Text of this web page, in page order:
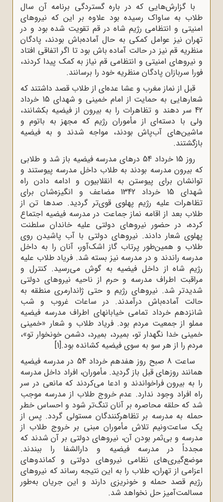
با گزارش‌هایی که در باره گستردگی برنامه آن سال
به ساواک رسیده بود علاوه بر این که نیروهای
و انتظامی رژیم شاه در قم تقویت شده بود و در
نیز عوامل کمکی به حال آماده‌باش بودند، پادگان
قم نیز در حالت آماده باش بود تا اگر اتفاقی افتاد
نیروهای امنیتی و انتظامی قم نیاز به کمک پیدا کردند،
سربازان پادگان منظریه خود را برسانند.
قبل از نماز مغرب و عشا عده‌ای از طلاب قصد داشتند که
شعارهایی به حمایت از امام خمینی و شهدای 15 خرداد
42 سر دهند و تظاهرات را به بیرون از فیضیه بکشانند،
با دسته‌ای از مأموران رژیم که مجهز به باتوم و
آب‌پاش بودند، مواجه شدند و به فیضیه
روز 15 خرداد 54 درهای مدرسه‌ فیضیه باز شد و طلابی
بیرون مدرسه بودند به طلاب داخل مدرسه پیوستند و
برای پیوستن به انقلابیون و ادامه دادن راه
شهدای 15 خرداد 1342 مضاعف و انگیزه‌شان برای
علیه رژیم پهلوی قوی‌تر گردید. صدها تن از
بعد از اقامه‌ نماز جماعت در مدرسه‌ فیضیه اجتماع
در حضور نیروهای دولتی علیه خاندان سلطنت
شعار دادند. نیروهای دولتی با آب پاشیدن روی
و همین‌طور پرتاب گاز اشک‌آور، آنان را به داخل
راندند و در مدرسه نیز بسته شد. فریاد طلاب علیه
شاه از داخل فیضیه به گوش می‌رسید. کنترل و
اطراف مدرسه و حرم از ناحیه‌ نیروهای دولتی
شد. نیروهای رژیم و حتی ژاندارمری منطقه به
آماده‌باش درآمدند. در ساعات غروب و شب
خرداد تمامی خیابانهای اطراف مدرسه فیضیه
از جمعیت مردم بود. فریاد طلاب و شعار «خمینی
خدا نگهدار تو، بمیرد، بمیرد، دشمن خونخوار تو»،
را از هر سو به سوی فیضیه کشانده بود.[1]
ساعت 8 صبح روز هفدهم خرداد 54 در مدرسه‌ فیضیه
روزهای قبل باز گردید. مأموران، افراد داخل مدرسه
به بیرون فراخواندند و ادعا می‌کردند که مانعی در سر
افراد وجود ندارد. عدم خروج طلاب از مدرسه موجب
که حلقه‌ محاصره بر آنان تنگ‌تر شود و احساس خطر
به مدرسه بر تظاهر‌کنندگان مستولی گردد. پس از
ساعت‌ونیم تلاش مأموران مبنی بر خروج طلاب از
و بی‌ثمر بودن آن، نیروهای دولتی بر آن شدند که
در مدرسه‌ فیضیه و دارالشفا را ببندند.
نظامی نیروهای دولتی و کماندوهای
از تهران، طلاب را به این نتیجه رساند که نیروهای
قصد حمله و خونریزی دارند و این جریان به‌طور
حل نخواهد شد.